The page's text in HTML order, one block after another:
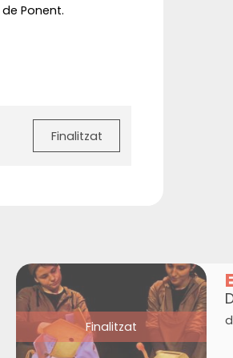
Ponent.
Finalitzat
Finalitzat